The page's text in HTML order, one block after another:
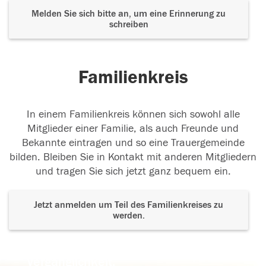
Melden Sie sich bitte an, um eine Erinnerung zu
schreiben
Familienkreis
In einem Familienkreis können sich sowohl alle
Mitglieder einer Familie, als auch Freunde und
Bekannte eintragen und so eine Trauergemeinde
bilden. Bleiben Sie in Kontakt mit anderen Mitgliedern
und tragen Sie sich jetzt ganz bequem ein.
Jetzt anmelden um Teil des Familienkreises zu
werden.